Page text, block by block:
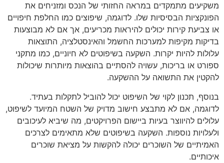
משקיעים מתמקדים במראה החזותי של הנכס ומזניחים את
הפונקציות הבסיסיות שלו. לדוגמה, שיפוצים כמו החלפת חיפויים
או צביעת קירות יכולים להיראות מכריעים, אך אם לא מבוצעות
בדיקות מקיפות למערכות החשמל והאינסטלציה, התוצאות
עלולות להיות יקרות. השקעה בשיפוטים לא חיוניים, כמו מתקני
ספורט או בריכות, עשויה להסתיים בהוצאות מיותרות שיכולות
להקטין את התשואה על ההשקעה.
בנוסף, תכנון לקוי של השיפוט יכול להוביל לתקלות בעתיד.
לדוגמה, אם לא מתבצע חישוב מדויק של השטח המיועד לשיפוט,
עלולים להיווצר בעיות ביישום הפרויקטים, מה שיביא לעיכובים
ולעלויות נוספות. השקעה בשיפוטים שלא מתאימים לצרכים
האמיתיים של השוכרים יכולה להקשות על מציאת שוכרים
איכותיים.